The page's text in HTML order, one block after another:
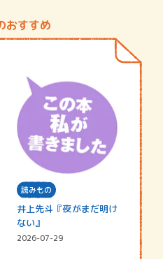
おすすめ
読みもの
井上先斗『夜がまだ明け
ない』
2026-07-29